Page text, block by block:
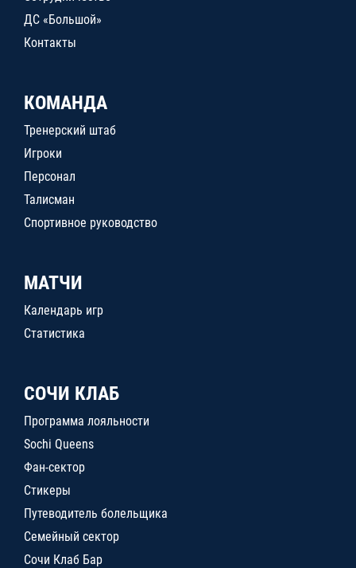
ДС «Большой»
Контакты
КОМАНДА
Тренерский штаб
Игроки
Персонал
Талисман
Спортивное руководство
МАТЧИ
Календарь игр
Статистика
СОЧИ КЛАБ
Программа лояльности
Sochi Queens
Фан-сектор
Стикеры
Путеводитель болельщика
Семейный сектор
Сочи Клаб Бар